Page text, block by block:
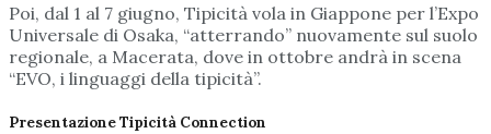
Poi, dal 1 al 7 giugno, Tipicità vola in Giappone per l’Expo
Universale di Osaka, “atterrando” nuovamente sul suolo
regionale, a Macerata, dove in ottobre andrà in scena
“EVO, i linguaggi della tipicità”.
Presentazione Tipicità Connection